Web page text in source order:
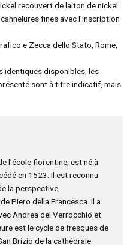
recouvert de laiton de nickel
fines avec l’inscription
e Zecca dello Stato, Rome,
identiques disponibles, les
sont à titre indicatif, mais
l’école florentine, est né à
en 1523. Il est reconnu
la perspective,
Piero della Francesca. Il a
Andrea del Verrocchio et
est le cycle de fresques de
Brizio de la cathédrale